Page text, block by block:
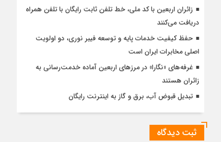
زائران اربعین با کد ملی، خط تلفن ثابت رایگان با تلفن همراه
دریافت می‌کنند
حفظ کیفیت خدمات پایه و توسعه فیبر نوری، دو اولویت
اصلی مخابرات ایران است
غرفه‌های «نگارا» در مرزهای اربعین آماده خدمت‌رسانی به
زائران هستند
تبدیل قبوض آب، برق و گاز به اینترنت رایگان
ثبت دیدگاه